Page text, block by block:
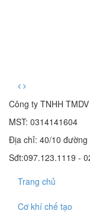
Công ty TNHH
MST: 0314141604
Địa chỉ: 40/10 đường
Sđt:097.123.1119 -
Trang chủ
Cơ khí chế tạo